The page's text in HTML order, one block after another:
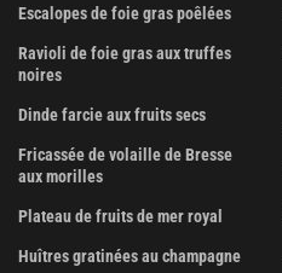
Escalopes de foie gras poêlées
Ravioli de foie gras aux truffes
noires
Dinde farcie aux fruits secs
Fricassée de volaille de Bresse
aux morilles
Plateau de fruits de mer royal
Huîtres gratinées au champagne